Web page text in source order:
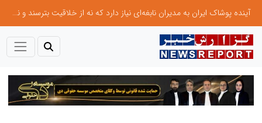
آینده پوشاک ایران به مدیران نابغه‌ای نیاز دارد که نه از خلاقیت بترسند و نه بروکراسی